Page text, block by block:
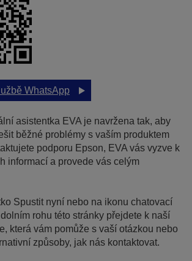
WhatsApp
asistentka EVA je navržena tak, aby
běžné problémy s vaším produktem
podporu Epson, EVA vás vyzve k
informací a provede vás celým
Spustit nyní nebo na ikonu chatovací
rohu této stránky přejdete k naší
která vám pomůže s vaší otázkou nebo
způsoby, jak nás kontaktovat.